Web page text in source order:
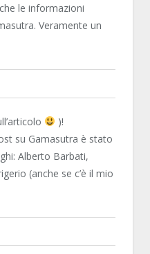
le informazioni
Veramente un
)!
su Gamasutra è stato
Alberto Barbati,
(anche se c’è il mio